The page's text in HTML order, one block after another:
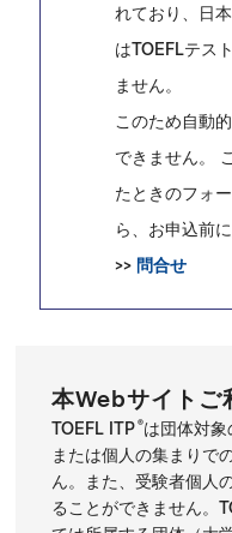
れており、日
はTOEFLテス
ません。
このため自動
できません。
たときのフォ
ら、お申込前
>> 問合せ
本Webサイトご
TOEFL ITP®は団体対
または個人の集まりで
ん。また、受験者個人
ることができません。